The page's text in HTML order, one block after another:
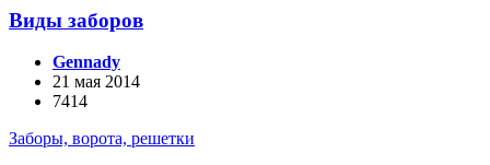
Виды заборов
Gennady
21 мая 2014
7414
Заборы, ворота, решетки